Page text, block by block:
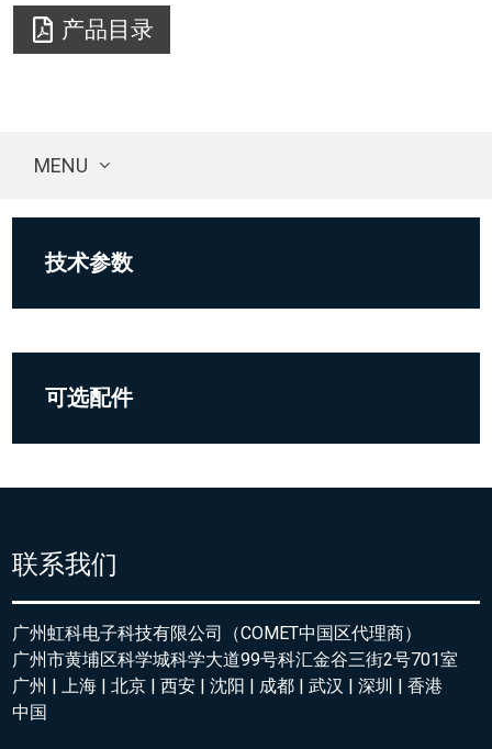
产品目录
MENU
技术参数
可选配件
联系我们
广州虹科电子科技有限公司（COMET中国区代理商）
广州市黄埔区科学城科学大道99号科汇金谷三街2号701室
广州 | 上海 | 北京 | 西安 | 沈阳 | 成都 | 武汉 | 深圳 | 香港
中国